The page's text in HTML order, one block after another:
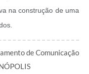
na construção de uma
de Comunicação